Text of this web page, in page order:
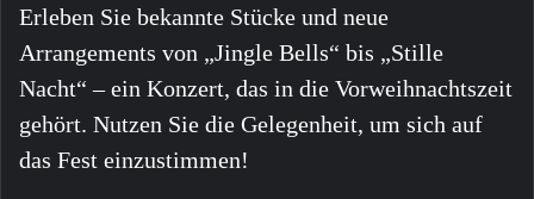
Erleben Sie bekannte Stücke und neue
Arrangements von „Jingle Bells“ bis „Stille
Nacht“ – ein Konzert, das in die Vorweihnachtszeit
gehört. Nutzen Sie die Gelegenheit, um sich auf
das Fest einzustimmen!